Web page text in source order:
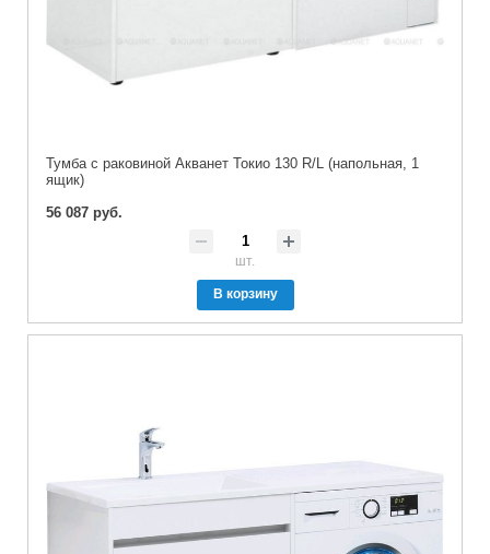
Тумба с раковиной Акванет Токио 130 R/L (напольная, 1
ящик)
56 087 руб.
шт.
В корзину